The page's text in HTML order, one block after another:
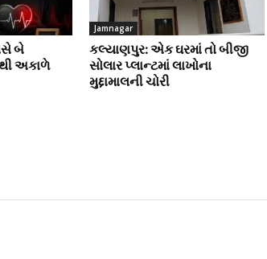
બે
અકાળે
Jamnagar
કલ્યાણપુર: એક ઘરમાં તો બીજી
સોલાર પ્લાન્ટમાં લાખોના
મુદ્દામાલની ચોરી